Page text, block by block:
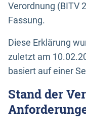
Verordnung (BITV
Fassung.
Diese Erklärung
zuletzt am
basiert auf einer
Stand der